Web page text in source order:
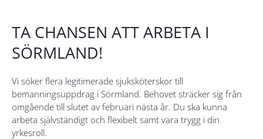
TA CHANSEN ATT ARBETA I
SÖRMLAND!
Vi söker flera legitimerade sjuksköterskor till
bemanningsuppdrag i Sörmland. Behovet sträcker sig från
omgående till slutet av februari nästa år. Du ska kunna
arbeta självständigt och flexibelt samt vara trygg i din
yrkesroll.